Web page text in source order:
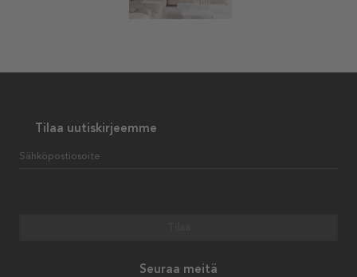
Tilaa uutiskirjeemme
Sähköpostiosoite
Seuraa meitä